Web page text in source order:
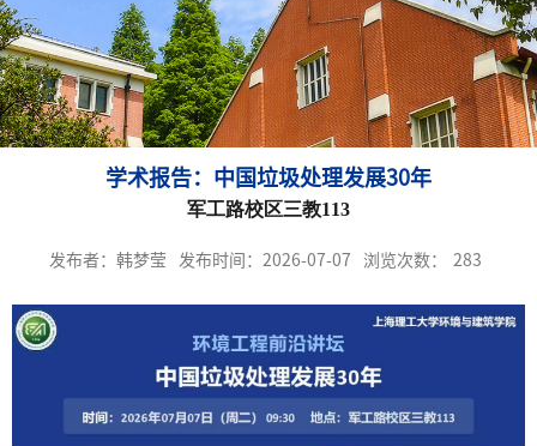
学术报告：中国垃圾处理发展30年
军工路校区三教113
发布者：韩梦莹 发布时间：2026-07-07 浏览次数： 283